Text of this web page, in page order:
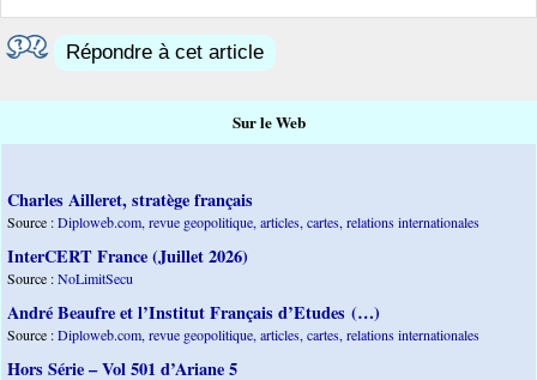
Répondre à cet article
Sur le Web
Charles Ailleret, stratège français
Source :Diploweb.com, revue geopolitique, articles, cartes, relations internationales
InterCERT France (Juillet 2026)
Source :NoLimitSecu
André Beaufre et l’Institut Français d’Etudes (…)
Source :Diploweb.com, revue geopolitique, articles, cartes, relations internationales
Hors Série – Vol 501 d’Ariane 5